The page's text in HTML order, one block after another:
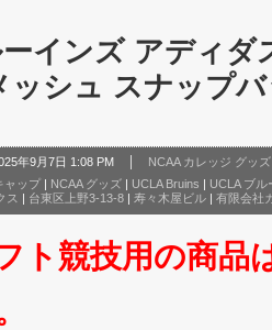
インズ アディダ
ッシュ スナップ
年9月7日 1:08 PM
NCAA カレッジ グッ
ャップ | NCAA グッズ | UCLA Bruins | UCLA ブ
ス | 台東区上野3-13-8 | 寿々木屋ビル | 有限会社
ト競技用の商品